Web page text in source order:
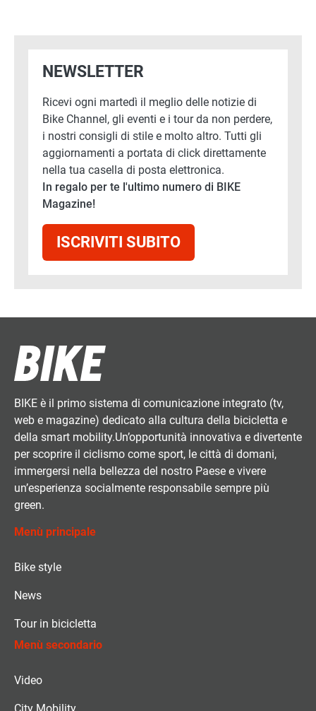
NEWSLETTER
Ricevi ogni martedì il meglio delle notizie di
Bike Channel, gli eventi e i tour da non perdere,
i nostri consigli di stile e molto altro. Tutti gli
aggiornamenti a portata di click direttamente
nella tua casella di posta elettronica.
In regalo per te l'ultimo numero di BIKE
Magazine!
ISCRIVITI SUBITO
BIKE è il primo sistema di comunicazione integrato (tv,
web e magazine) dedicato alla cultura della bicicletta e
della smart mobility.Un’opportunità innovativa e divertente
per scoprire il ciclismo come sport, le città di domani,
immergersi nella bellezza del nostro Paese e vivere
un’esperienza socialmente responsabile sempre più
green.
Menù principale
Bike style
News
Tour in bicicletta
Menù secondario
Video